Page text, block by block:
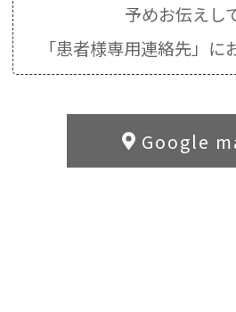
予めお伝えし
「患者様専用連絡先」に
Google